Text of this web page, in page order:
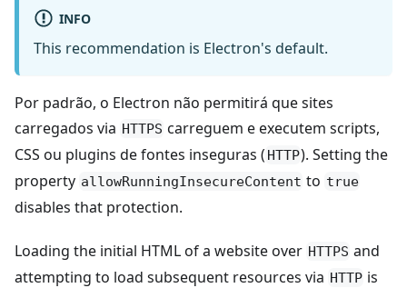
INFO
This recommendation is Electron's default.
Por padrão, o Electron não permitirá que sites
carregados via HTTPS carreguem e executem scripts,
CSS ou plugins de fontes inseguras ( HTTP). Setting the
property allowRunningInsecureContent to true
disables that protection.
Loading the initial HTML of a website over HTTPS and
attempting to load subsequent resources via HTTP is